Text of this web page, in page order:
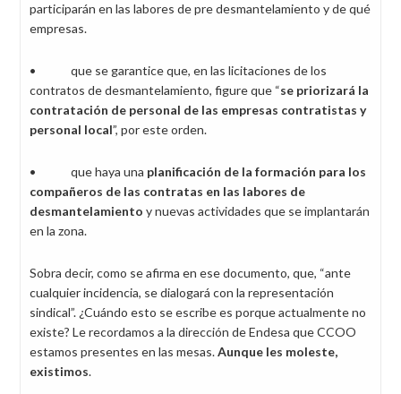
participarán en las labores de pre desmantelamiento y de qué
empresas.
• que se garantice que, en las licitaciones de los
contratos de desmantelamiento, figure que “se priorizará la
contratación de personal de las empresas contratistas y
personal local”, por este orden.
• que haya una planificación de la formación para los
compañeros de las contratas en las labores de
desmantelamiento y nuevas actividades que se implantarán
en la zona.
Sobra decir, como se afirma en ese documento, que, “ante
cualquier incidencia, se dialogará con la representación
sindical”. ¿Cuándo esto se escribe es porque actualmente no
existe? Le recordamos a la dirección de Endesa que CCOO
estamos presentes en las mesas.Aunque les moleste,
existimos.